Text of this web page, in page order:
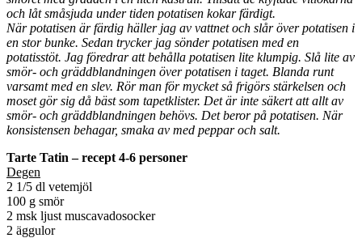
och låt småsjuda under tiden potatisen kokar färdigt.
När potatisen är färdig häller jag av vattnet och slår över potatisen i
en stor bunke. Sedan trycker jag sönder potatisen med en
potatisstöt. Jag föredrar att behålla potatisen lite klumpig. Slå lite av
smör- och gräddblandningen över potatisen i taget. Blanda runt
varsamt med en slev. Rör man för mycket så frigörs stärkelsen och
moset gör sig då bäst som tapetklister. Det är inte säkert att allt av
smör- och gräddblandningen behövs. Det beror på potatisen. När
konsistensen behagar, smaka av med peppar och salt.
Tarte Tatin – recept 4-6 personer
Degen
2 1/5 dl vetemjöl
100 g smör
2 msk ljust muscavadosocker
2 äggulor